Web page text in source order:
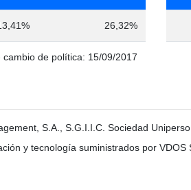
de política: 15/09/2017
26,32%
S.A., S.G.I.I.C. Sociedad
y tecnología suministrados por VDOS